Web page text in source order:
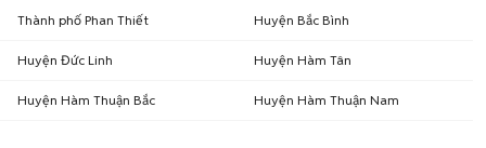
Thành phố Phan Thiết Huyện Bắc Bình
Huyện Đức Linh Huyện Hàm Tân
Huyện Hàm Thuận Bắc Huyện Hàm Thuận Nam